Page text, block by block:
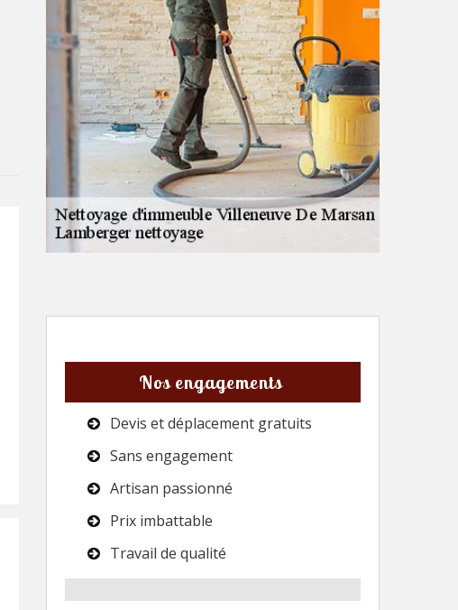
Nos engagements
Devis et déplacement gratuits
Sans engagement
Artisan passionné
Prix imbattable
Travail de qualité